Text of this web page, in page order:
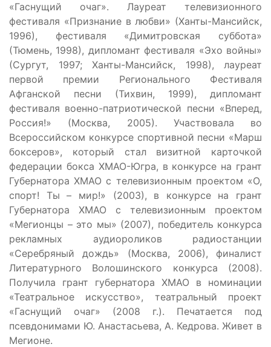
«Гаснущий очаг». Лауреат телевизионного
фестиваля «Признание в любви» (Ханты-Мансийск,
1996), фестиваля «Димитровская суббота»
(Тюмень, 1998), дипломант фестиваля «Эхо войны»
(Сургут, 1997; Ханты-Мансийск, 1998), лауреат
первой премии Регионального Фестиваля
Афганской песни (Тихвин, 1999), дипломант
фестиваля военно-патриотической песни «Вперед,
Россия!» (Москва, 2005). Участвовала во
Всероссийском конкурсе спортивной песни «Марш
боксеров», который стал визитной карточкой
федерации бокса ХМАО-Югра, в конкурсе на грант
Губернатора ХМАО с телевизионным проектом «О,
спорт! Ты – мир!» (2003), в конкурсе на грант
Губернатора ХМАО с телевизионным проектом
«Мегионцы – это мы» (2007), победитель конкурса
рекламных аудиороликов радиостанции
«Серебряный дождь» (Москва, 2006), финалист
Литературного Волошинского конкурса (2008).
Получила грант губернатора ХМАО в номинации
«Театральное искусство», театральный проект
«Гаснущий очаг» (2008 г.). Печатается под
псевдонимами Ю. Анастасьева, А. Кедрова. Живет в
Мегионе.